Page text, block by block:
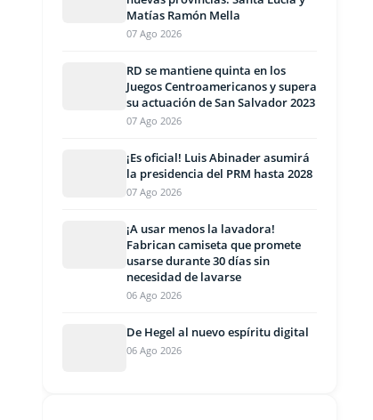
Matías Ramón Mella
07 Ago 2026
RD se mantiene quinta en los
Juegos Centroamericanos y supera
su actuación de San Salvador 2023
07 Ago 2026
¡Es oficial! Luis Abinader asumirá
la presidencia del PRM hasta 2028
07 Ago 2026
¡A usar menos la lavadora!
Fabrican camiseta que promete
usarse durante 30 días sin
necesidad de lavarse
06 Ago 2026
De Hegel al nuevo espíritu digital
06 Ago 2026